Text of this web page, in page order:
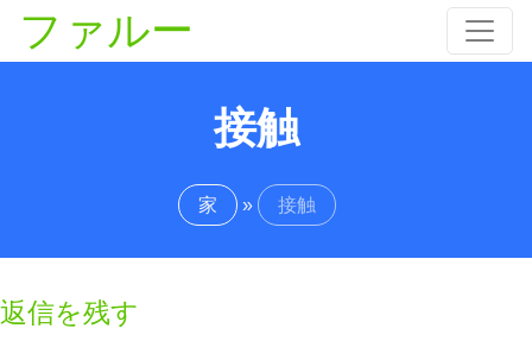
ファルー
接触
家 » 接触
返信を残す